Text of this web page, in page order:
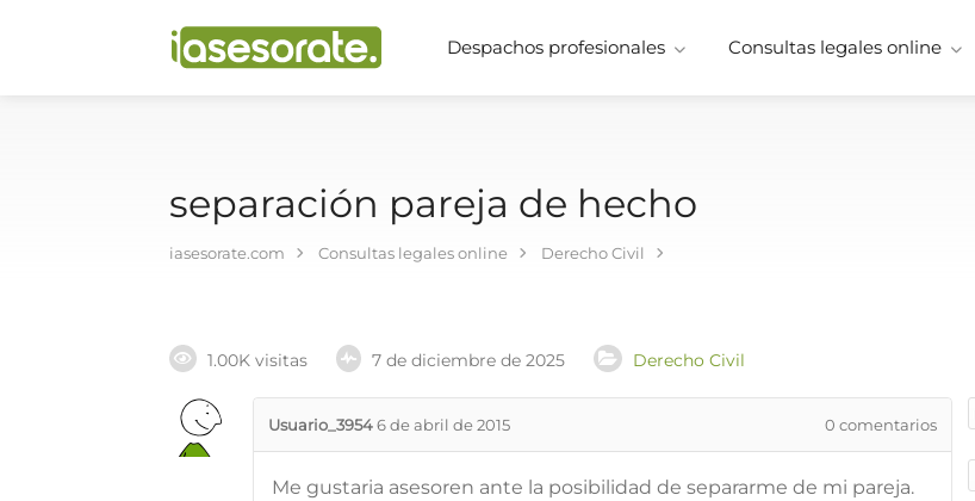
Despachos profesionales Consultas legales online
separación pareja de hecho
iasesorate.com Consultas legales online Derecho Civil
1.00K visitas 7 de diciembre de 2025 Derecho Civil
Usuario_39546 de abril de 2015 0 comentarios
Me gustaria asesoren ante la posibilidad de separarme de mi pareja.